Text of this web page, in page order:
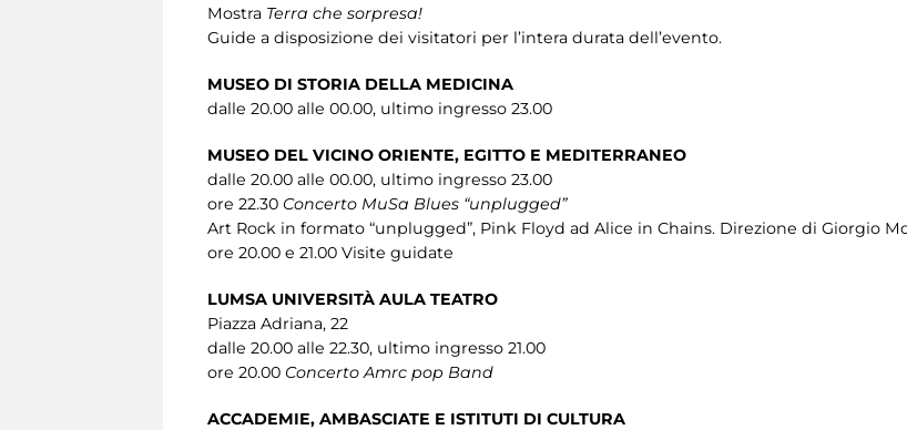
Mostra Terra che sorpresa!
Guide a disposizione dei visitatori per l’intera durata dell’evento.
MUSEO DI STORIA DELLA MEDICINA
dalle 20.00 alle 00.00, ultimo ingresso 23.00
MUSEO DEL VICINO ORIENTE, EGITTO E MEDITERRANEO
dalle 20.00 alle 00.00, ultimo ingresso 23.00
ore 22.30 Concerto MuSa Blues “unplugged”
Art Rock in formato “unplugged”, Pink Floyd ad Alice in Chains. Direzione di Giorgio
ore 20.00 e 21.00 Visite guidate
LUMSA UNIVERSITÀ AULA TEATRO
Piazza Adriana, 22
dalle 20.00 alle 22.30, ultimo ingresso 21.00
ore 20.00 Concerto Amrc pop Band
ACCADEMIE, AMBASCIATE E ISTITUTI DI CULTURA